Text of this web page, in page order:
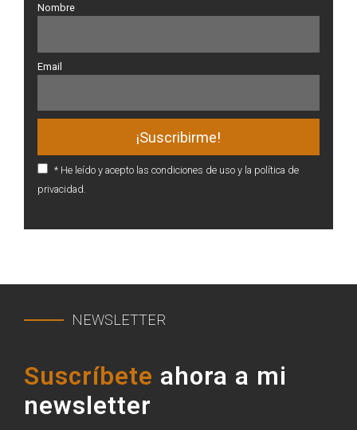
Nombre
Email
* He leído y acepto las condiciones de uso y la política de
privacidad.
NEWSLETTER
Suscríbete ahora a mi
newsletter